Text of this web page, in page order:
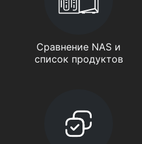
Сравнение NAS и
список продуктов